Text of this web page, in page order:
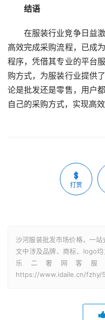
结语
在服装行业竞争日益
高效完成采购流程，已成
程序，凭借其专业的平台
购方式，为服装行业提供
论是批发还是零售，用户
自己的采购方式，实现高
打赏
沙河服装批发市场价格，一站
文中涉及品牌、商标、logo
乐二奢网客服
https://www.idaile.cn/fzhy/